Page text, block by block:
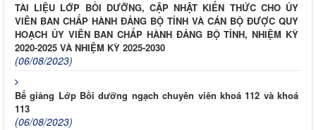
TÀI LIỆU LỚP BỒI DƯỠNG, CẬP NHẬT KIẾN THỨC CHO ỦY
VIÊN BAN CHẤP HÀNH ĐẢNG BỘ TỈNH VÀ CÁN BỘ ĐƯỢC QUY
HOẠCH ỦY VIÊN BAN CHẤP HÀNH ĐẢNG BỘ TỈNH, NHIỆM KỲ
2020-2025 VÀ NHIỆM KỲ 2025-2030
(06/08/2023)
Bế giảng Lớp Bồi dưỡng ngạch chuyên viên khoá 112 và khoá
113
(06/08/2023)